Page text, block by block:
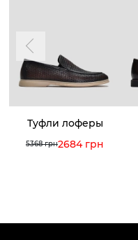
Туфли лоферы
5368 грн2684 грн